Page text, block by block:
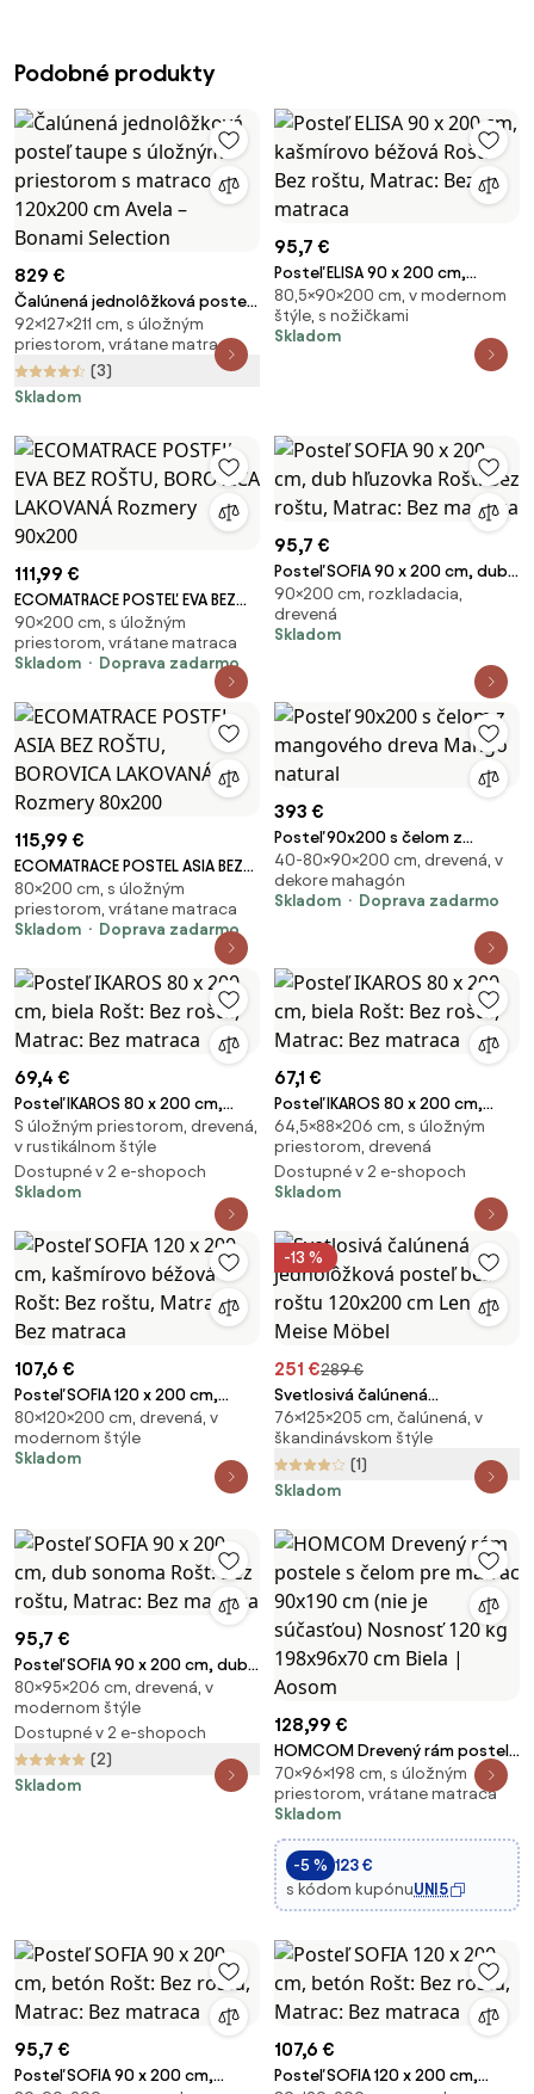
Podobné produkty
829 €
Čalúnená jednolôžková posteľ
taupe s úložným priestorom s
matracom 120x200 cm Avela –
Bonami Selection
92×127×211 cm, s úložným
priestorom, vrátane matraca
(3)
Skladom
95,7 €
Posteľ ELISA 90 x 200 cm,
kašmírovo béžová Rošt: Bez
roštu, Matrac: Bez matraca
80,5×90×200 cm, v modernom
štýle, s nožičkami
Skladom
111,99 €
ECOMATRACE POSTEĽ EVA BEZ
ROŠTU, BOROVICA LAKOVANÁ
Rozmery 90x200
90×200 cm, s úložným
priestorom, vrátane matraca
Skladom
Doprava zadarmo
95,7 €
Posteľ SOFIA 90 x 200 cm, dub
hľuzovka Rošt: Bez roštu,
Matrac: Bez matraca
90×200 cm, rozkladacia,
drevená
Skladom
115,99 €
ECOMATRACE POSTEL ASIA BEZ
ROŠTU, BOROVICA LAKOVANÁ
Rozmery 80x200
80×200 cm, s úložným
priestorom, vrátane matraca
Skladom
Doprava zadarmo
393 €
Posteľ 90x200 s čelom z
mangového dreva Mango
natural
40-80×90×200 cm, drevená, v
dekore mahagón
Skladom
Doprava zadarmo
69,4 €
Posteľ IKAROS 80 x 200 cm,
biela Rošt: Bez roštu, Matrac:
Bez matraca
S úložným priestorom, drevená,
v rustikálnom štýle
Dostupné v 2 e-shopoch
Skladom
67,1 €
Posteľ IKAROS 80 x 200 cm,
biela Rošt: Bez roštu, Matrac:
Bez matraca
64,5×88×206 cm, s úložným
priestorom, drevená
Dostupné v 2 e-shopoch
Skladom
107,6 €
Posteľ SOFIA 120 x 200 cm,
kašmírovo béžová Rošt: Bez
roštu, Matrac: Bez matraca
80×120×200 cm, drevená, v
modernom štýle
Skladom
-13 %
251 €289 €
Svetlosivá čalúnená
jednolôžková posteľ bez roštu
120x200 cm Lena – Meise Möbel
76×125×205 cm, čalúnená, v
škandinávskom štýle
(1)
Skladom
95,7 €
Posteľ SOFIA 90 x 200 cm, dub
sonoma Rošt: Bez roštu,
Matrac: Bez matraca
80×95×206 cm, drevená, v
modernom štýle
Dostupné v 2 e-shopoch
(2)
Skladom
128,99 €
HOMCOM Drevený rám postele
s čelom pre matrac 90x190 cm
(nie je súčasťou) Nosnosť 120
kg 198x96x70 cm Biela | Aosom
70×96×198 cm, s úložným
priestorom, vrátane matraca
Skladom
-5 % 123 €
s kódom kupónuUNI5
95,7 €
Posteľ SOFIA 90 x 200 cm,
107,6 €
Posteľ SOFIA 120 x 200 cm,